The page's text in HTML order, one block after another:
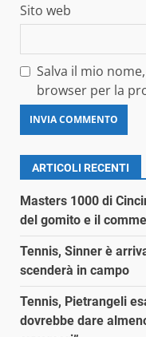
Sito web
Salva il mio
browser per la
ARTICOLI RECENTI
Masters 1000 di
del gomito e il
Tennis, Sinner è
scenderà in campo
Tennis, Pietrangeli
dovrebbe dare